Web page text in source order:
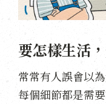
要怎樣生活
常常有人誤會以
每個細節都是需